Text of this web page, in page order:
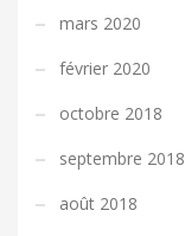
mars 2020
février 2020
octobre 2018
septembre 2018
août 2018